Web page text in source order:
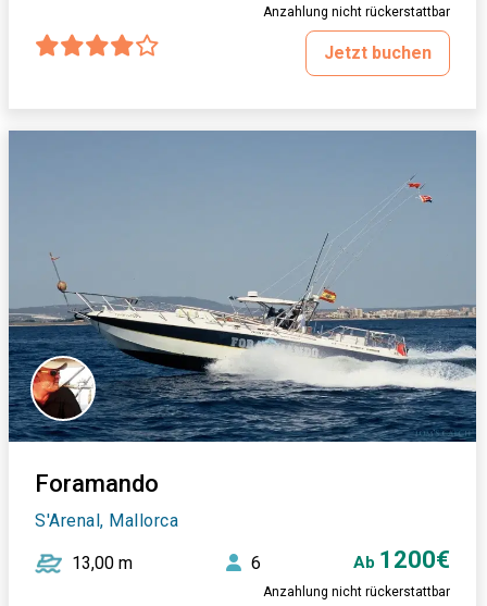
Anzahlung nicht rückerstattbar
Jetzt buchen
Foramando
S'Arenal, Mallorca
13,00 m 6 Ab 1200€
Anzahlung nicht rückerstattbar